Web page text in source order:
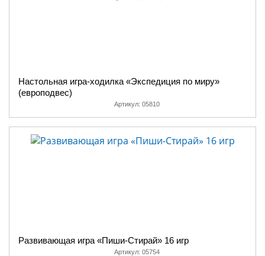
Настольная игра-ходилка «Экспедиция по миру»
(европодвес)
Артикул: 05810
Развивающая игра «Пиши-Стирай» 16 игр
Артикул: 05754